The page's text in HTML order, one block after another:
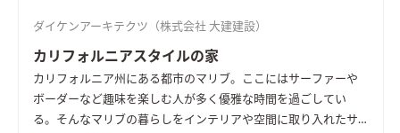
ダイケンアーキテクツ（株式会社 大建建設）
カリフォルニアスタイルの家
カリフォルニア州にある都市のマリブ。ここにはサーファーや
ボーダーなど趣味を楽しむ人が多く優雅な時間を過ごしてい
る。そんなマリブの暮らしをインテリアや空間に取り入れたサ